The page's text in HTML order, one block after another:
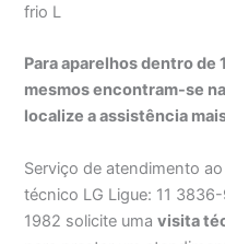
frio L
Para aparelhos dentro de
mesmos encontram-se
localize a assistência
Serviço de atendimento
técnico LG Ligue: 11
1982 solicite umavisita